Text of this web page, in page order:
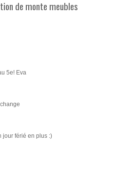
de monte meubles
5e! Eva
jour férié en plus :)